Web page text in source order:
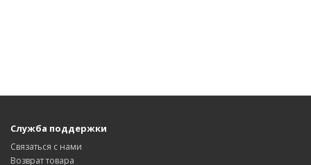
Служба поддержки
Связаться с нами
Возврат товара